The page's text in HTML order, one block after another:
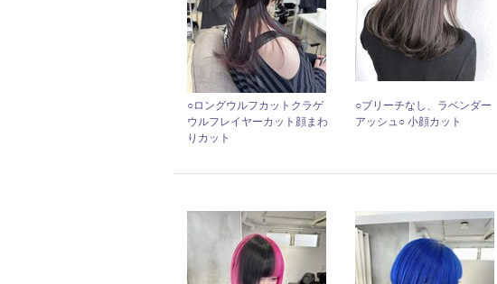
○ロングウルフカットクラゲ
ウルフレイヤーカット顔まわ
りカット
○ブリーチなし、ラベンダー
アッシュ○ 小顔カット